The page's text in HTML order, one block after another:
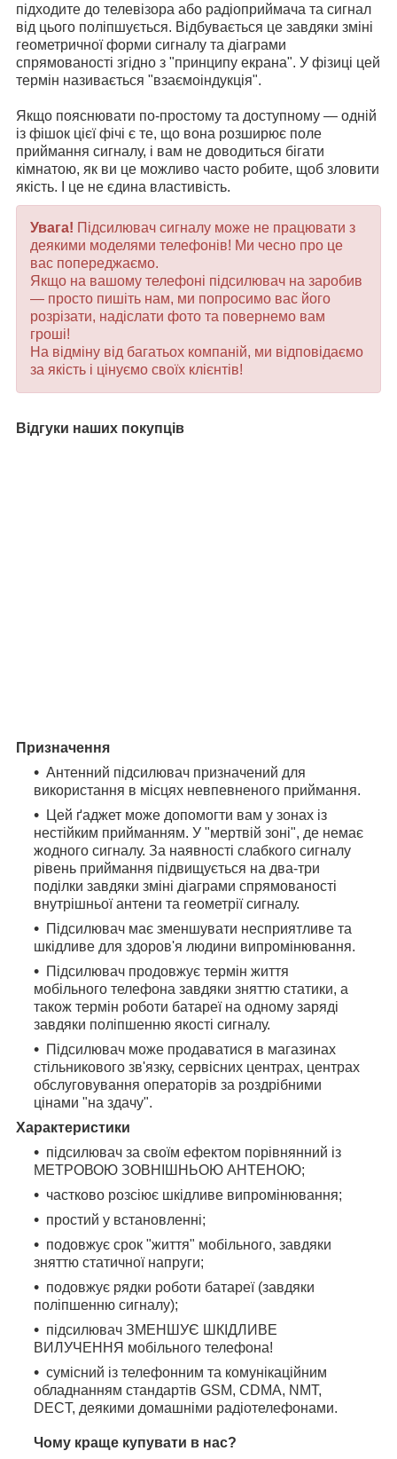
підходите до телевізора або радіоприймача та сигнал
від цього поліпшується. Відбувається це завдяки зміні
геометричної форми сигналу та діаграми
спрямованості згідно з "принципу екрана". У фізиці цей
термін називається "взаємоіндукція".
Якщо пояснювати по-простому та доступному — одній
із фішок цієї фічі є те, що вона розширює поле
приймання сигналу, і вам не доводиться бігати
кімнатою, як ви це можливо часто робите, щоб зловити
якість. І це не єдина властивість.
Увага! Підсилювач сигналу може не працювати з
деякими моделями телефонів! Ми чесно про це
вас попереджаємо.
Якщо на вашому телефоні підсилювач на заробив
— просто пишіть нам, ми попросимо вас його
розрізати, надіслати фото та повернемо вам
гроші!
На відміну від багатьох компаній, ми відповідаємо
за якість і цінуємо своїх клієнтів!
Відгуки наших покупців
Призначення
Антенний підсилювач призначений для
використання в місцях невпевненого приймання.
Цей ґаджет може допомогти вам у зонах із
нестійким прийманням. У "мертвій зоні", де немає
жодного сигналу. За наявності слабкого сигналу
рівень приймання підвищується на два-три
поділки завдяки зміні діаграми спрямованості
внутрішньої антени та геометрії сигналу.
Підсилювач має зменшувати несприятливе та
шкідливе для здоров'я людини випромінювання.
Підсилювач продовжує термін життя
мобільного телефона завдяки зняттю статики, а
також термін роботи батареї на одному заряді
завдяки поліпшенню якості сигналу.
Підсилювач може продаватися в магазинах
стільникового зв'язку, сервісних центрах, центрах
обслуговування операторів за роздрібними
цінами "на здачу".
Характеристики
підсилювач за своїм ефектом порівнянний із
МЕТРОВОЮ ЗОВНІШНЬОЮ АНТЕНОЮ;
частково розсіює шкідливе випромінювання;
простий у встановленні;
подовжує срок "життя" мобільного, завдяки
зняттю статичної напруги;
подовжує рядки роботи батареї (завдяки
поліпшенню сигналу);
підсилювач ЗМЕНШУЄ ШКІДЛИВЕ
ВИЛУЧЕННЯ мобільного телефона!
сумісний із телефонним та комунікаційним
обладнанням стандартів GSM, CDMA, NMT,
DECT, деякими домашніми радіотелефонами.
Чому краще купувати в нас?